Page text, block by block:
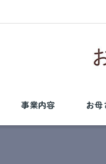
事業内容 お母